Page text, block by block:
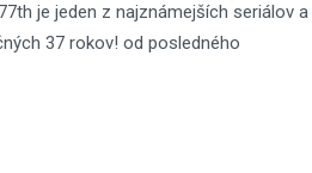
je jeden z najznámejších seriálov a
37 rokov! od posledného